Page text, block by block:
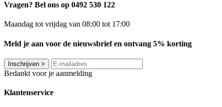
Vragen? Bel ons op 0492 530 122
Maandag tot vrijdag van 08:00 tot 17:00
Meld je aan voor de nieuwsbrief en ontvang 5% korting
Inschrijven >
Bedankt voor je aanmelding
Klantenservice